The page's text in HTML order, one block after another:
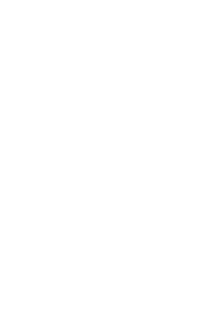
Наш сайт использует файлы
и повысить эффективность
сайтом, вы соглашаетесь с